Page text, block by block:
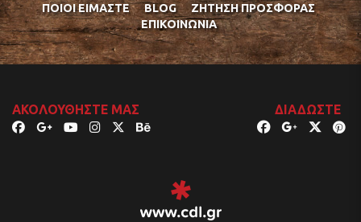
ΠΟΙΟΊ ΕΊΜΑΣΤΕ
BLOG
ΖΉΤΗΣΗ ΠΡΟΣΦΟΡΆΣ
ΕΠΙΚΟΙΝΩΝΊΑ
ΑΚΟΛΟΥΘΉΣΤΕ ΜΑΣ ΔΙΑΔΏΣΤΕ